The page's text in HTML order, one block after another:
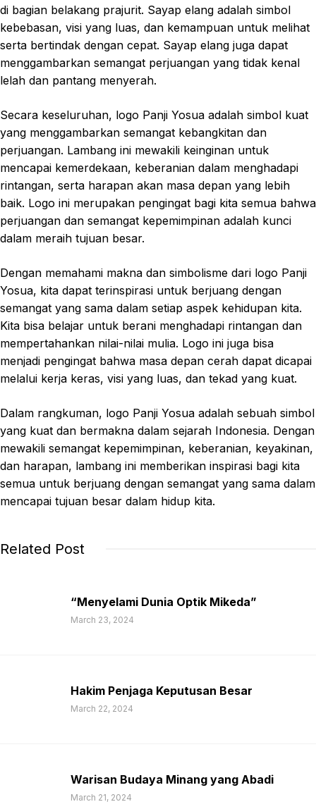
di bagian belakang prajurit. Sayap elang adalah simbol
kebebasan, visi yang luas, dan kemampuan untuk melihat
serta bertindak dengan cepat. Sayap elang juga dapat
menggambarkan semangat perjuangan yang tidak kenal
lelah dan pantang menyerah.
Secara keseluruhan, logo Panji Yosua adalah simbol kuat
yang menggambarkan semangat kebangkitan dan
perjuangan. Lambang ini mewakili keinginan untuk
mencapai kemerdekaan, keberanian dalam menghadapi
rintangan, serta harapan akan masa depan yang lebih
baik. Logo ini merupakan pengingat bagi kita semua bahwa
perjuangan dan semangat kepemimpinan adalah kunci
dalam meraih tujuan besar.
Dengan memahami makna dan simbolisme dari logo Panji
Yosua, kita dapat terinspirasi untuk berjuang dengan
semangat yang sama dalam setiap aspek kehidupan kita.
Kita bisa belajar untuk berani menghadapi rintangan dan
mempertahankan nilai-nilai mulia. Logo ini juga bisa
menjadi pengingat bahwa masa depan cerah dapat dicapai
melalui kerja keras, visi yang luas, dan tekad yang kuat.
Dalam rangkuman, logo Panji Yosua adalah sebuah simbol
yang kuat dan bermakna dalam sejarah Indonesia. Dengan
mewakili semangat kepemimpinan, keberanian, keyakinan,
dan harapan, lambang ini memberikan inspirasi bagi kita
semua untuk berjuang dengan semangat yang sama dalam
mencapai tujuan besar dalam hidup kita.
Related Post
“Menyelami Dunia Optik Mikeda”
March 23, 2024
Hakim Penjaga Keputusan Besar
March 22, 2024
Warisan Budaya Minang yang Abadi
March 21, 2024